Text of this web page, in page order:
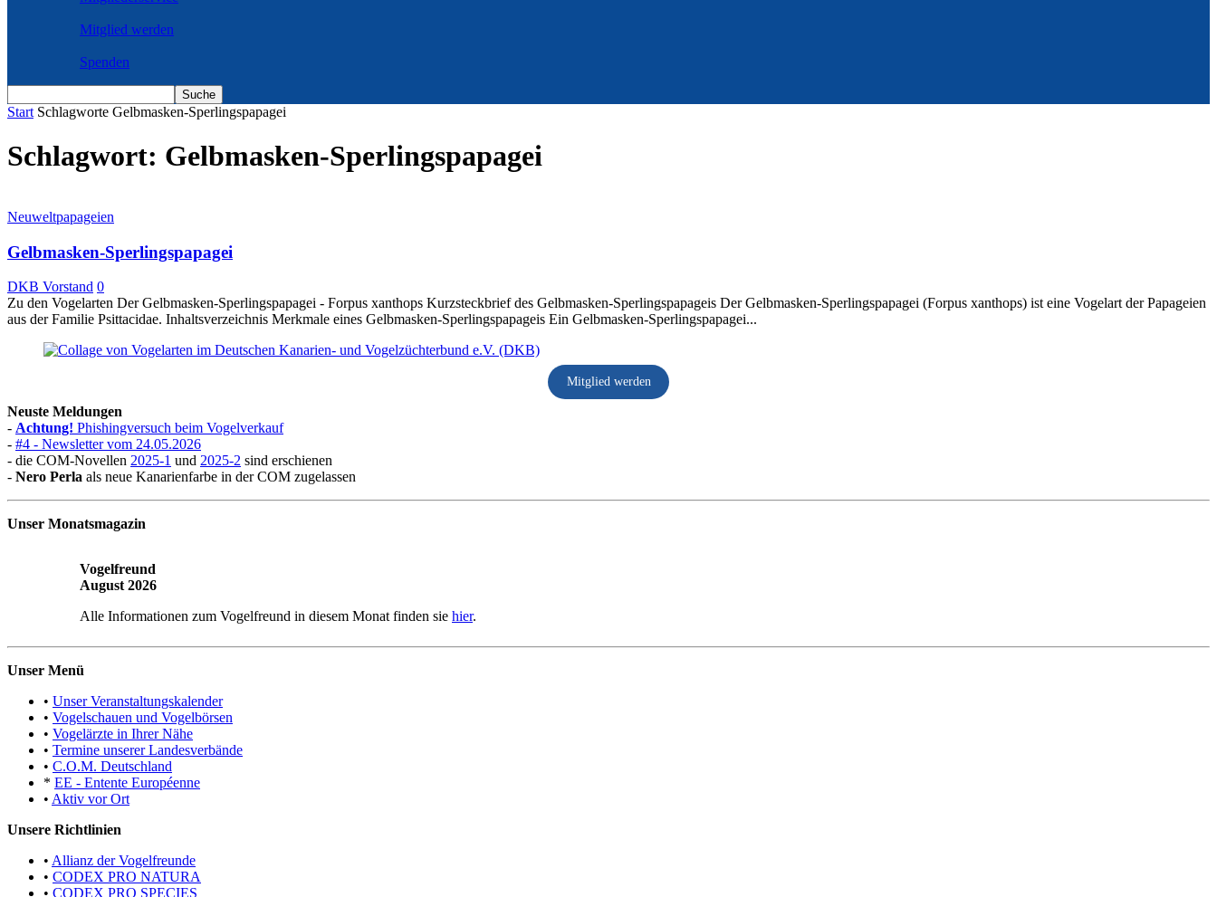
Mitglied werden
Spenden
Start Schlagworte Gelbmasken-Sperlingspapagei
Schlagwort: Gelbmasken-Sperlingspapagei
Neuweltpapageien
Gelbmasken-Sperlingspapagei
DKB Vorstand 0
Zu den Vogelarten Der Gelbmasken-Sperlingspapagei - Forpus xanthops Kurzsteckbrief des Gelbmasken-Sperlingspapageis Der Gelbmasken-Sperlingspapagei (Forpus xanthops) ist eine Vogelart der Papageien
aus der Familie Psittacidae. Inhaltsverzeichnis Merkmale eines Gelbmasken-Sperlingspapageis Ein Gelbmasken-Sperlingspapagei...
Mitglied werden
Neuste Meldungen
- Achtung! Phishingversuch beim Vogelverkauf
- #4 - Newsletter vom 24.05.2026
- die COM-Novellen 2025-1 und 2025-2 sind erschienen
- Nero Perla als neue Kanarienfarbe in der COM zugelassen
Unser Monatsmagazin
Vogelfreund
August 2026
Alle Informationen zum Vogelfreund in diesem Monat finden sie hier.
Unser Menü
• Unser Veranstaltungskalender
• Vogelschauen und Vogelbörsen
• Vogelärzte in Ihrer Nähe
• Termine unserer Landesverbände
• C.O.M. Deutschland
* EE - Entente Européenne
• Aktiv vor Ort
Unsere Richtlinien
• Allianz der Vogelfreunde
• CODEX PRO NATURA
• CODEX PRO SPECIES